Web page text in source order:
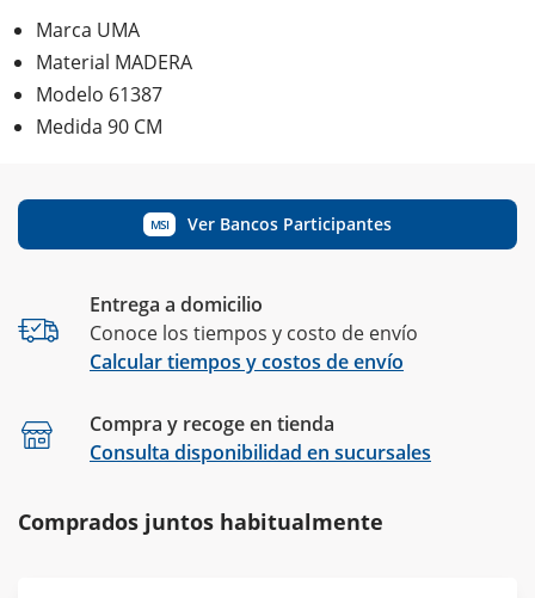
Marca UMA
Material MADERA
Modelo 61387
Medida 90 CM
MSI Ver Bancos Participantes
Entrega a domicilio
Conoce los tiempos y costo de envío
Calcular tiempos y costos de envío
Compra y recoge en tienda
Consulta disponibilidad en sucursales
Comprados juntos habitualmente